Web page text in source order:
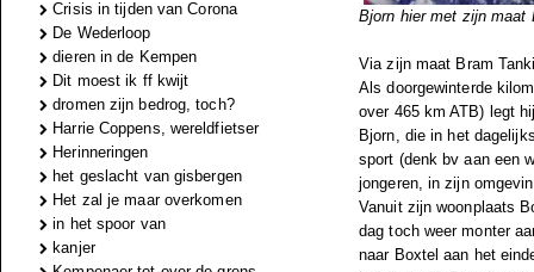
Crisis in tijden van Corona
De Wederloop
dieren in de Kempen
Dit moest ik ff kwijt
dromen zijn bedrog, toch?
Harrie Coppens, wereldfietser
Herinneringen
het geslacht van gisbergen
Het zal je maar overkomen
in het spoor van
kanjer
Bjorn hier met zijn maat
Via zijn maat Bram
Als doorgewinterde
over 465 km ATB) legt
Bjorn, die in het
sport (denk bv aan een
jongeren, in zijn
Vanuit zijn woonplaats
dag toch weer monter
naar Boxtel aan het